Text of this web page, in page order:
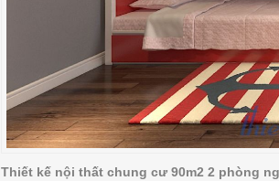
Thiết kế nội thất chung cư 90m2 2 phòng